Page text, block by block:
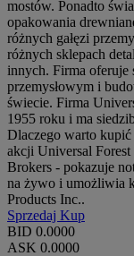
mostów. Ponadto
opakowania
różnych gałęzi
różnych sklepach
innych. Firma oferuje
przemysłowym i
świecie. Firma
1955 roku i ma
Dlaczego warto kupić
akcji Universal
Brokers - pokazuje
na żywo i umożliwia
Products Inc..
Sprzedaj Kup
BID 0.0000
ASK 0.0000